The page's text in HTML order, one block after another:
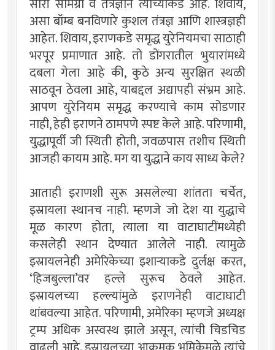
असा बॉम्ब बनविणारे कुशल तंत्रज्ञ आणि शास्त्रज्ञही
आहेत. शिवाय, इराणकडे समृद्ध युरेनियमचा साठाही
भरपूर प्रमाणात आहे. तो डोंगरातील भुयारांमध्ये
दबला गेला आहे की, कुठे अन्य सुरक्षित स्थळी
साठवून ठेवला आहे, याबद्दल अद्यापही संभ्रम आहे.
आपण युरेनियम समृद्ध करण्याचे काम सोडणार
नाही, हेही इराणने ठामपणे स्पष्ट केले आहे. परिणामी,
युद्धापूर्वी जी स्थिती होती, जवळपास तशीच स्थिती
आजही कायम आहे. मग या युद्धाने काय साध्य केले?
आताही इराणशी सुरू असलेल्या शांतता चर्चेत,
इस्रायला स्थानच नाही. म्हणजे जो देश या युद्धाचे
मूळ कारण होता, त्याला या वाटाघाटींमध्येही
कसलेही स्थान देण्यात आलेले नाही. त्यामुळे
इस्रायलनेही अमेरिकेच्या इशार्‍याकडे दुर्लक्ष करत,
‘हिजबुल्ला’वर हल्ले सुरूच ठेवले आहेत.
इस्रायलच्या हल्ल्यांमुळे इराणनेही वाटाघाटी
थांबवल्या आहेत. परिणामी, अमेरिका म्हणजे अध्यक्ष
ट्रम्प अधिक अस्वस्थ झाले असून, त्यांची चिडचिड